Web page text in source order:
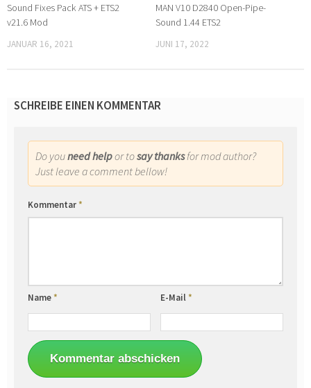
Sound Fixes Pack ATS + ETS2
v21.6 Mod
JANUAR 16, 2021
MAN V10 D2840 Open-Pipe-
Sound 1.44 ETS2
JUNI 17, 2022
SCHREIBE EINEN KOMMENTAR
Do youneed helpor tosay thanksfor mod author?
Just leave a comment bellow!
Kommentar*
Name* E-Mail*